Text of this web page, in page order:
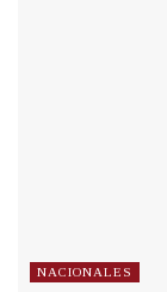
NACIONALES